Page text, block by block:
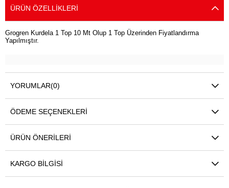
ÜRÜN ÖZELLIKLERI
Grogren Kurdela 1 Top 10 Mt Olup 1 Top Üzerinden Fiyatlandırma
Yapılmıştır.
YORUMLAR(0)
ÖDEME SEÇENEKLERI
ÜRÜN ÖNERILERI
KARGO BILGISI